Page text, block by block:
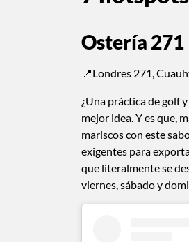
Ostería 271
📍Londres 271,
¿Una práctica de golf
mejor idea. Y es que,
mariscos con este
exigentes para
que literalmente se
viernes, sábado y